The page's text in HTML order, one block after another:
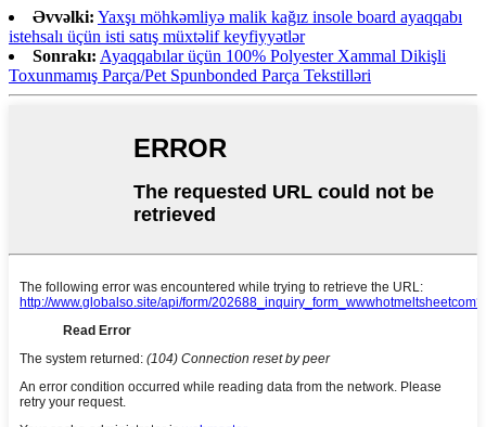
Əvvəlki: Yaxşı möhkəmliyə malik kağız insole board ayaqqabı
istehsalı üçün isti satış müxtəlif keyfiyyətlər
Sonrakı: Ayaqqabılar üçün 100% Polyester Xammal Dikişli
Toxunmamış Parça/Pet Spunbonded Parça Tekstilləri